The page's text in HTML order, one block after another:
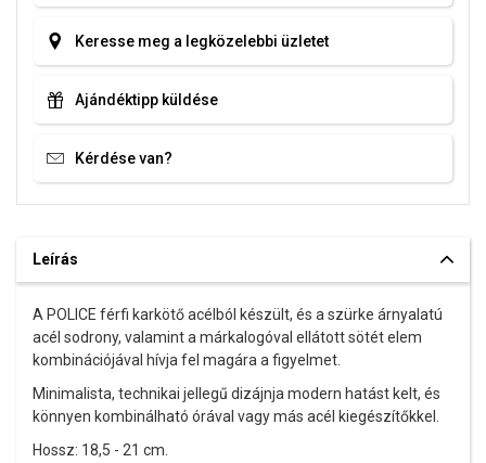
Keresse meg a legközelebbi üzletet
Ajándéktipp küldése
Kérdése van?
Leírás
A POLICE férfi karkötő acélból készült, és a szürke árnyalatú
acél sodrony, valamint a márkalogóval ellátott sötét elem
kombinációjával hívja fel magára a figyelmet.
Minimalista, technikai jellegű dizájnja modern hatást kelt, és
könnyen kombinálható órával vagy más acél kiegészítőkkel.
Hossz: 18,5 - 21 cm.